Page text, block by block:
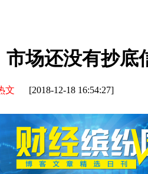
市场还没有抄底
文 [2018-12-18 16:54:27]